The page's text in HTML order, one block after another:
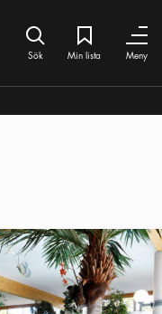
Sök ikon
Sök
Min lista
Bokmärke
Min lista Meny
Stäng